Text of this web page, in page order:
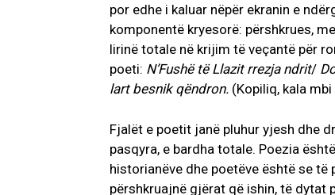
por edhe i kaluar nëpër ekranin e
komponentë kryesorë: përshkrues,
lirinë totale në krijim të veçantë për
poeti: N’Fushë të Llazit rrezja ndrit/
lart besnik qëndron. (Kopiliq, kala
Fjalët e poetit janë pluhur yjesh dhe
pasqyra, e bardha totale. Poezia
historianëve dhe poetëve është se
përshkruajnë gjërat që ishin, të dytat